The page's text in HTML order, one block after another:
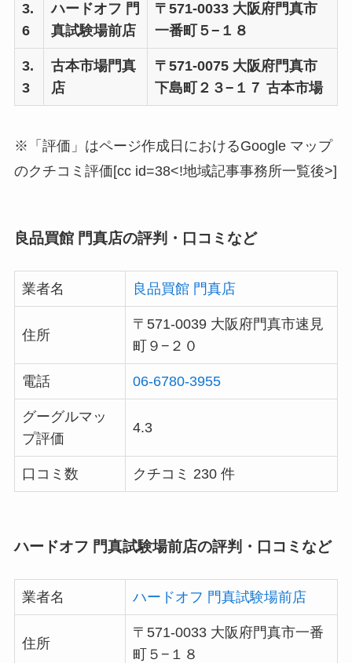
3.
6
ハードオフ 門
真試験場前店
〒571-0033 大阪府門真市
一番町５−１８
3.
3
古本市場門真
店
〒571-0075 大阪府門真市
下島町２３−１７ 古本市場
※「評価」はページ作成日におけるGoogle マップ
のクチコミ評価[cc id=38<!地域記事事務所一覧後>]
良品買館 門真店の評判・口コミなど
業者名 良品買館 門真店
住所
〒571-0039 大阪府門真市速見
町９−２０
電話 06-6780-3955
グーグルマッ
プ評価
4.3
口コミ数 クチコミ 230 件
ハードオフ 門真試験場前店の評判・口コミなど
業者名 ハードオフ 門真試験場前店
住所
〒571-0033 大阪府門真市一番
町５−１８